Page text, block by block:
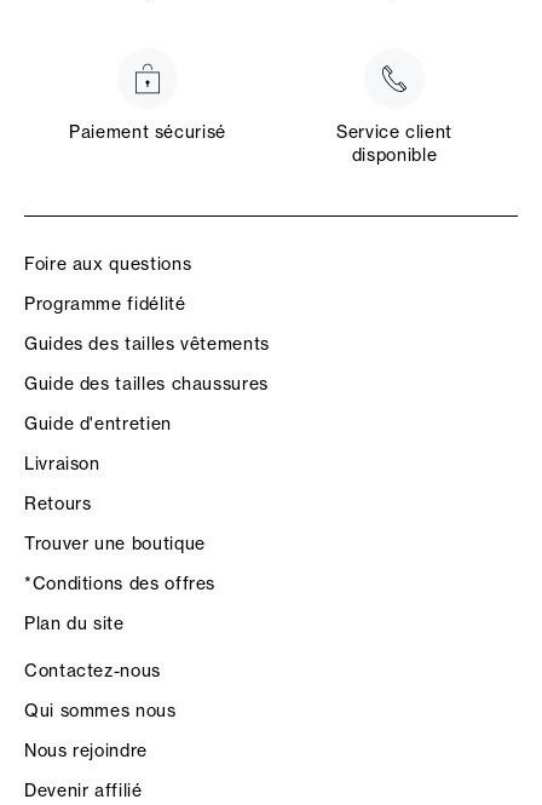
Paiement sécurisé
Service client
disponible
Foire aux questions
Programme fidélité
Guides des tailles vêtements
Guide des tailles chaussures
Guide d'entretien
Livraison
Retours
Trouver une boutique
*Conditions des offres
Plan du site
Contactez-nous
Qui sommes nous
Nous rejoindre
Devenir affilié